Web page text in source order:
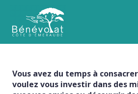
Vous avez du temps à
voulez vous investir dans des